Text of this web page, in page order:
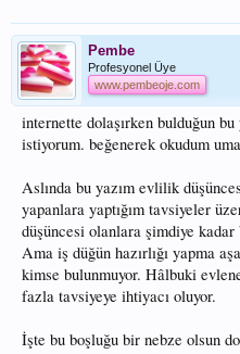
Pembe
Profesyonel Üye
www.pembeoje.com
internette dolaşırken bulduğun
istiyorum. beğenerek okudum
Aslında bu yazım evlilik
yapanlara yaptığım tavsiyeler
düşüncesi olanlara şimdiye
Ama iş düğün hazırlığı yapma
kimse bulunmuyor. Hâlbuki
fazla tavsiyeye ihtiyacı oluyor.
İşte bu boşluğu bir nebze olsun